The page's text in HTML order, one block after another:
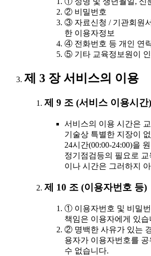
② 비밀번호
③ 자료신청 / 기관회원
한 이용자정보
④ 전화번호 등 개인 연
⑤ 기타 교육정보원이
제 3 장 서비스의 이용
제 9 조 (서비스 이용시간)
서비스의 이용 시간은
기술상 특별한 지장이
24시간(00:00-24:00)을
정기점검등의 필요로
이나 시간은 그러하지
제 10 조 (이용자번호 등)
① 이용자번호 및 비밀번
책임은 이용자에게 있습
② 명백한 사유가 있는
용자가 이용자번호를
수 없습니다.